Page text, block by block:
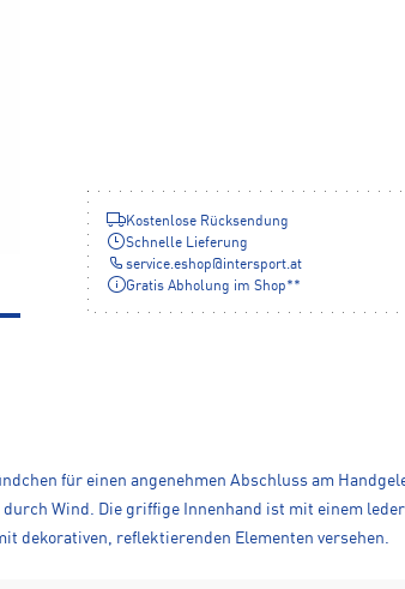
Kostenlose Rücksendung
Schnelle Lieferung
service.eshop@intersport.at
Gratis Abholung im Shop**
für einen angenehmen Abschluss am
Wind. Die griffige Innenhand ist mit einem
dekorativen, reflektierenden Elementen versehen.